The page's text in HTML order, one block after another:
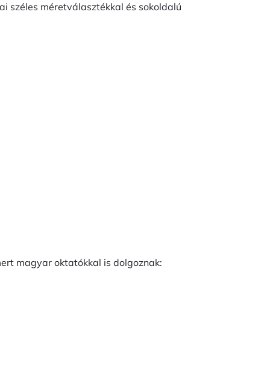
széles méretválasztékkal és sokoldalú
magyar oktatókkal is dolgoznak: